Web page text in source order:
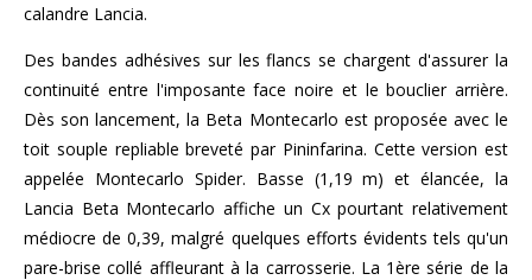
calandre Lancia.
Des bandes adhésives sur les flancs se chargent d'assurer la
continuité entre l'imposante face noire et le bouclier arrière.
Dès son lancement, la Beta Montecarlo est proposée avec le
toit souple repliable breveté par Pininfarina. Cette version est
appelée Montecarlo Spider. Basse (1,19 m) et élancée, la
Lancia Beta Montecarlo affiche un Cx pourtant relativement
médiocre de 0,39, malgré quelques efforts évidents tels qu'un
pare-brise collé affleurant à la carrosserie. La 1ère série de la